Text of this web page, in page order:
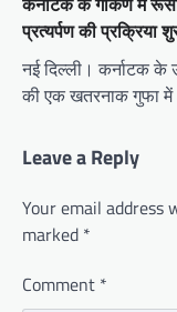
कर्नाटक के गोकर्ण में
प्रत्यर्पण की प्रक्रिया
नई दिल्ली। कर्नाटक के
की एक खतरनाक गुफा में
Leave a Reply
Your email address
marked *
Comment *